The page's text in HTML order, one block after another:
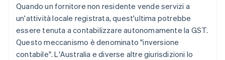
Quando un fornitore non residente vende servizi a
un'attività locale registrata, quest'ultima potrebbe
essere tenuta a contabilizzare autonomamente la GST.
Questo meccanismo è denominato "inversione
contabile". L'Australia e diverse altre giurisdizioni lo